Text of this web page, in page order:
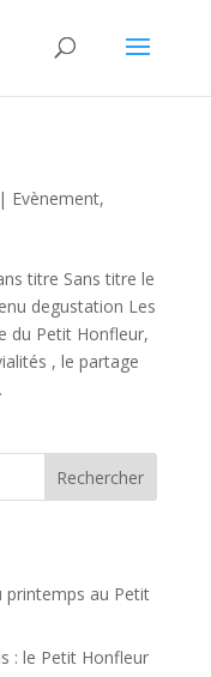
Evènement,
titre Sans titre le
degustation Les
du Petit Honfleur,
, le partage
Rechercher
printemps au Petit
: le Petit Honfleur